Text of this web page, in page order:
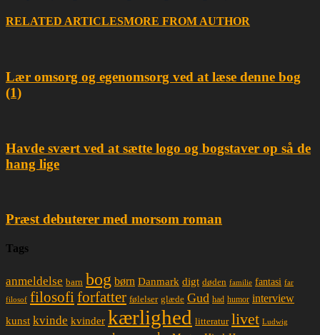
RELATED ARTICLESMORE FROM AUTHOR
Lær omsorg og egenomsorg ved at læse denne bog
(1)
Havde svært ved at sætte logo og bogstaver op så de
hang lige
Præst debuterer med morsom roman
Tags
anmeldelse barn bog børn Danmark digt døden familie fantasi far
filosof filosofiforfatter følelser glæde Gud had humor interview
kunst kvinde kvinder kærlighed litteratur livet Ludwig